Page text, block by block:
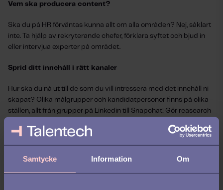
Samtycke Information Om
Vem ska producera content?
Ska du på HR förväntas kunna allt om alla områden? Nej, såklart
inte. Ta hjälp av rekryterande chefer, förklara syftet och bjud in
eller intervjua experter på området.
Sprid ditt innehåll i rätt kanaler
Hur ska du nå ut till de som du vill intressera med det innehåll ni
skapat? Olika målgrupper och kandidatpersonor finns på olika
ställen, allt från grupper på Linkedin till Snapchat! Gör reasearch
befinner sig.
Skapa relationer